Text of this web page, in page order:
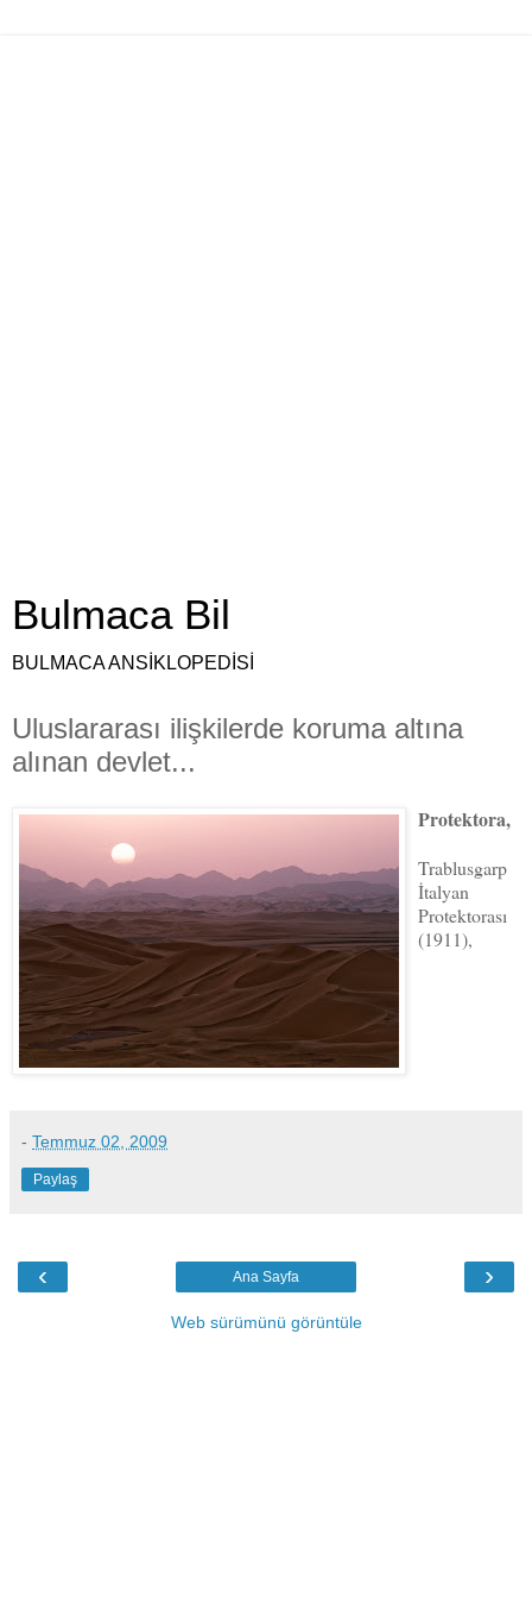
Bulmaca Bil
BULMACA ANSİKLOPEDİSİ
Uluslararası ilişkilerde koruma altına
alınan devlet...
Protektora,
Trablusgarp
İtalyan
Protektorası
(1911),
- Temmuz 02, 2009
Paylaş
‹ ›
Ana Sayfa
Web sürümünü görüntüle